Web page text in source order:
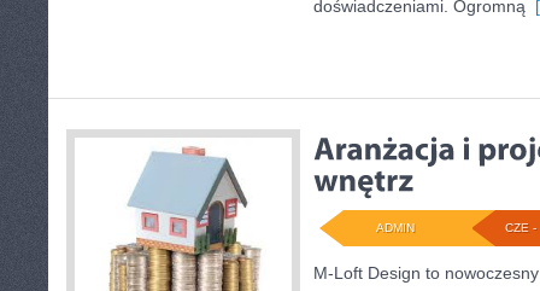
doświadczeniami. Ogromną
CZE -
ADMIN
M-Loft Design to